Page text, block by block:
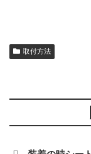
取付方法